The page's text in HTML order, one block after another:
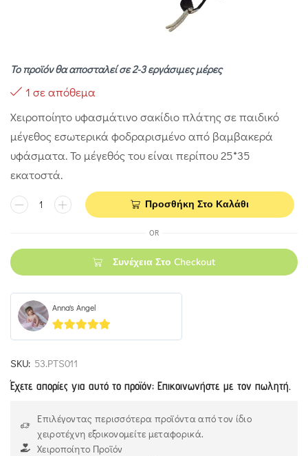
Το προϊόν θα αποσταλεί σε 2-3 εργάσιμες μέρες
1 σε απόθεμα
Χειροποίητο υφασμάτινο σακίδιο πλάτης σε παιδικό
μέγεθος εσωτερικά φοδραρισμένο από βαμβακερά
υφάσματα. Το μέγεθός του είναι περίπου 25*35
εκατοστά.
Προσθήκη Στο Καλάθι
OR
Συνέχεια Στο Checkout
Anna's Angel
5out of 5
SKU: 53.PTS011
Έχετε απορίες για αυτό το προϊόν; Επικοινωνήστε με τον πωλητή.
Επιλέγοντας περισσότερα προϊόντα από τον ίδιο
χειροτέχνη εξοικονομείτε μεταφορικά.
Χειροποίητο Προϊόν